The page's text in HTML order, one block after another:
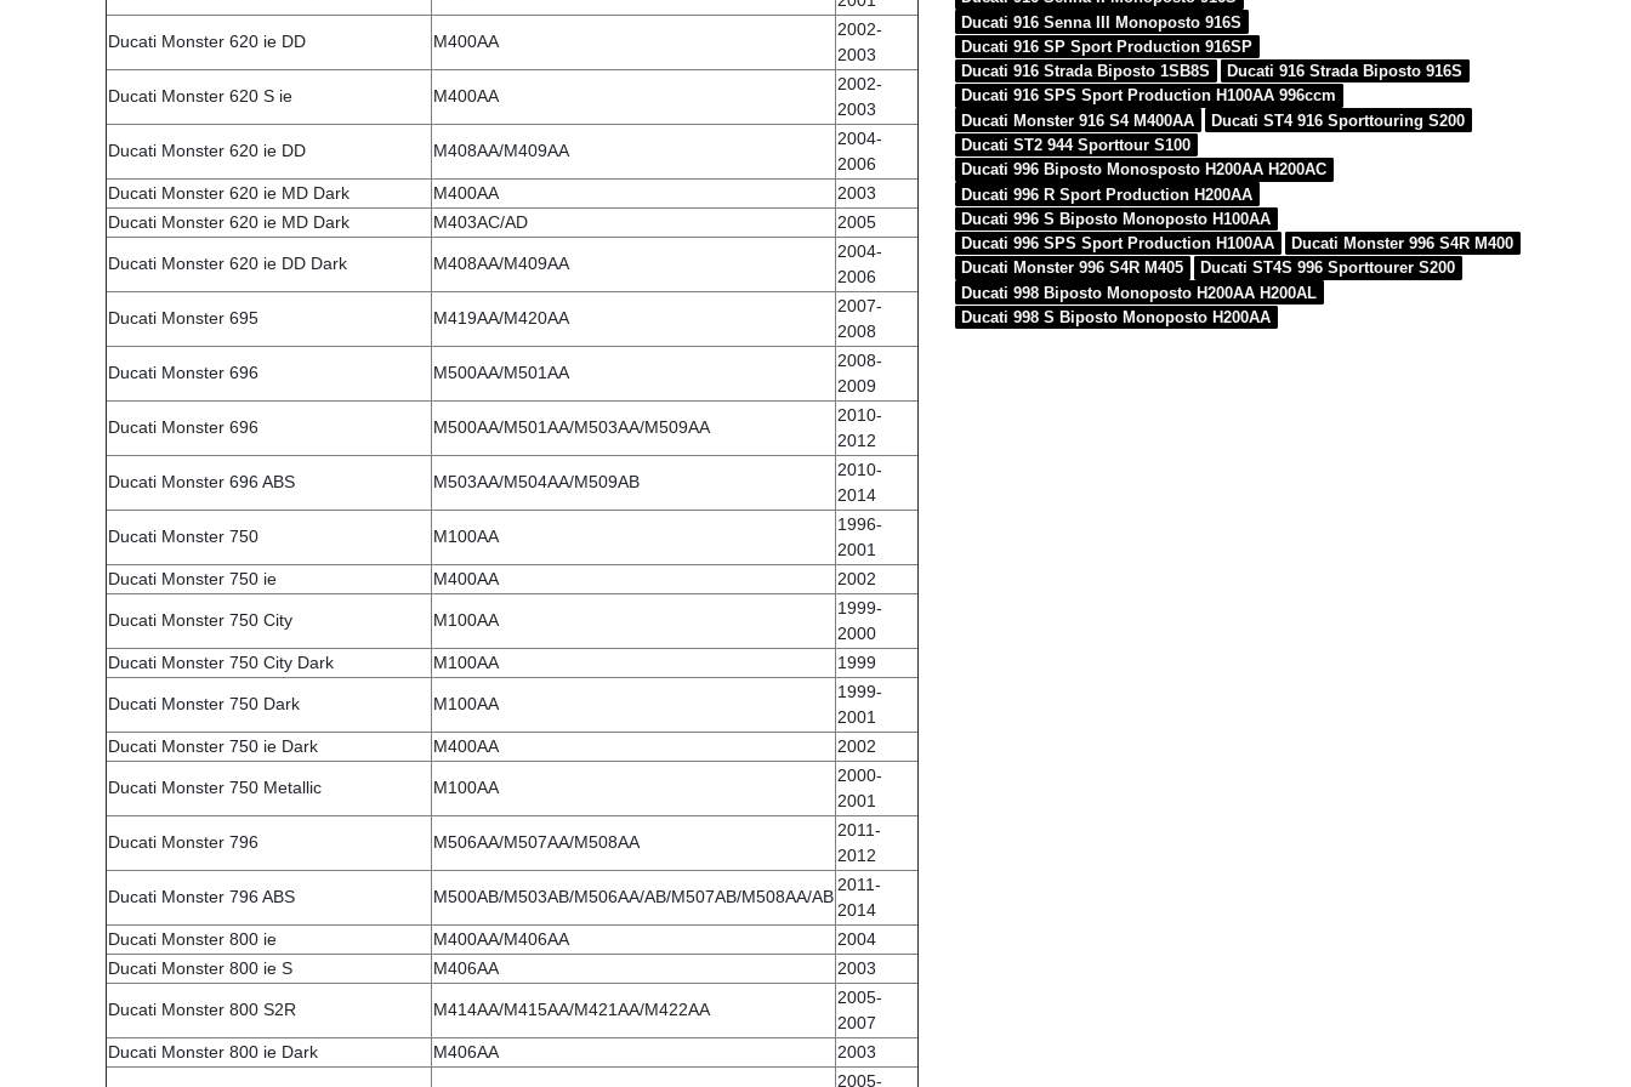
Ducati Monster 620 ie DD M400AA
2002-
2003
Ducati Monster 620 S ie M400AA
2002-
2003
Ducati Monster 620 ie DD M408AA/M409AA
2004-
2006
Ducati Monster 620 ie MD Dark
M400AA
2003
Ducati Monster 620 ie MD Dark
M403AC/AD 2005
Ducati Monster 620 ie DD Dark M408AA/M409AA
2004-
2006
Ducati Monster 695 M419AA/M420AA
2007-
2008
Ducati Monster 696 M500AA/M501AA
2008-
2009
Ducati Monster 696 M500AA/M501AA/M503AA/M509AA
2010-
2012
Ducati Monster 696 ABS M503AA/M504AA/M509AB
2010-
2014
Ducati Monster 750 M100AA
1996-
2001
Ducati Monster 750 ie
M400AA 2002
Ducati Monster 750 City M100AA
1999-
2000
Ducati Monster 750 City Dark
M100AA 1999
Ducati Monster 750 Dark M100AA
1999-
2001
Ducati Monster 750 ie Dark
M400AA 2002
Ducati Monster 750 Metallic M100AA
2000-
2001
Ducati Monster 796 M506AA/M507AA/M508AA
2011-
2012
Ducati Monster 796 ABS M500AB/M503AB/M506AA/AB/M507AB/M508AA/AB
2011-
2014
Ducati Monster 800 ie
M400AA/M406AA
2004
Ducati Monster 800 ie S
M406AA 2003
Ducati Monster 800 S2R M414AA/M415AA/M421AA/M422AA
2005-
2007
Ducati Monster 800 ie Dark
M406AA 2003
2005-
Ducati 916 Senna III Monoposto 916S
Ducati 916 SP Sport Production 916SP
Ducati 916 Strada Biposto 1SB8S
Ducati 916 Strada Biposto 916S
Ducati 916 SPS Sport Production H100AA 996ccm
Ducati Monster 916 S4 M400AA
Ducati ST4 916 Sporttouring S200
Ducati ST2 944 Sporttour S100
Ducati 996 Biposto Monosposto H200AA H200AC
Ducati 996 R Sport Production H200AA
Ducati 996 S Biposto Monoposto H100AA
Ducati 996 SPS Sport Production H100AA
Ducati Monster 996 S4R M400
Ducati Monster 996 S4R M405
Ducati ST4S 996 Sporttourer S200
Ducati 998 Biposto Monoposto H200AA H200AL
Ducati 998 S Biposto Monoposto H200AA